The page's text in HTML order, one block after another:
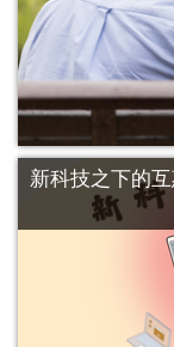
新科技之下的